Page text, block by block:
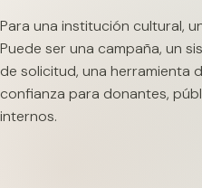
Para una institución cultural,
Puede ser una campaña, un
de solicitud, una herramienta
confianza para donantes,
internos.